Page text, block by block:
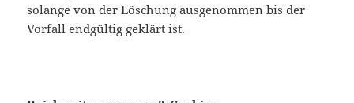
solange von der Löschung ausgenommen bis der
Vorfall endgültig geklärt ist.